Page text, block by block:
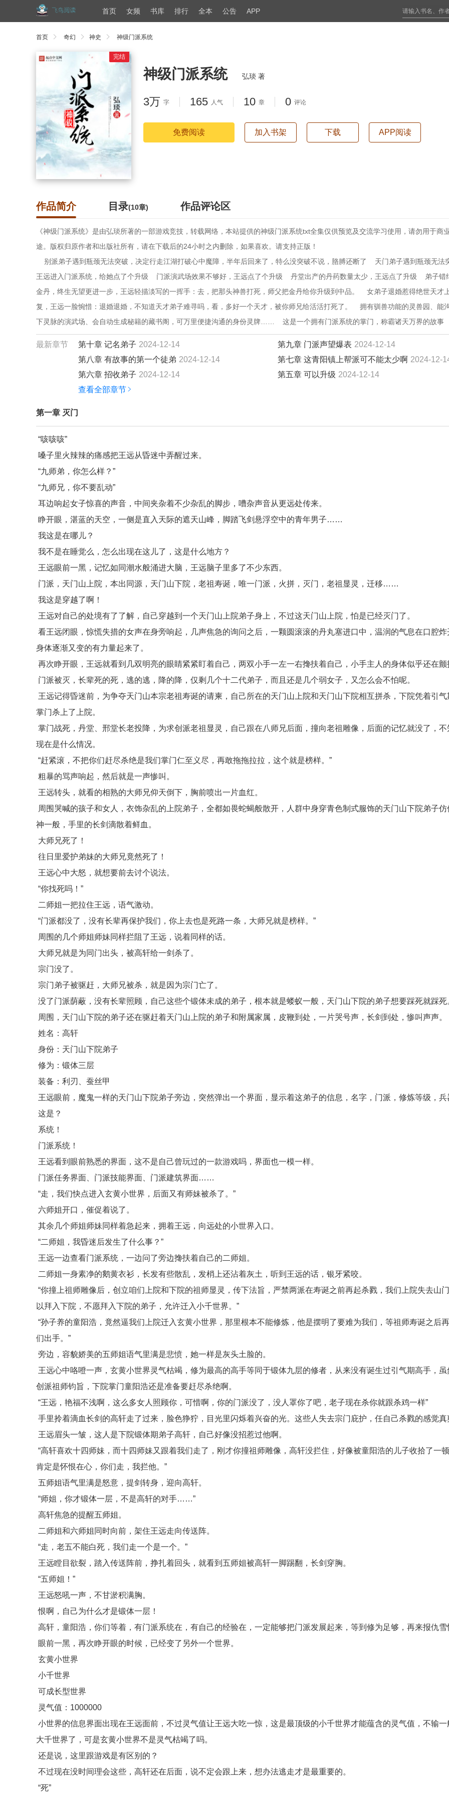
首页 女频 书库 排行 全本 公告 APP
首页 奇幻 神史 神级门派系统
完结
神级门派系统 弘琰 著
3万 字 165 人气 10 章 0 评论
免费阅读 加入书架 下载 APP阅读
作品简介 目录(10章) 作品评论区
《神级门派系统》是由弘琰所著的一部游戏竞技，转载网络，本站提供的神级门派系统txt全集仅供预览及交流学习使用，请勿用于商
途。版权归原作者和出版社所有，请在下载后的24小时之内删除，如果喜欢。请支持正版！
别派弟子遇到瓶颈无法突破，决定行走江湖打破心中魔障，半年后回来了，特么没突破不说，胳膊还断了    天门弟子遇到瓶颈无法
王远进入门派系统，给她点了个升级    门派演武场效果不够好，王远点了个升级    丹堂出产的丹药数量太少，王远点了升级    弟子错
金丹，终生无望更进一步，王远轻描淡写的一挥手：去，把那头神兽打死，师父把金丹给你升级到中品。    女弟子退婚惹得绝世天才
复，王远一脸惋惜：退婚退婚，不知道天才弟子难寻吗，看，多好一个天才，被你师兄给活活打死了。    拥有驯兽功能的灵兽园、能
下灵脉的演武场、会自动生成秘籍的藏书阁，可万里便捷沟通的身份灵牌……    这是一个拥有门派系统的掌门，称霸诸天万界的故事
最新章节 第十章 记名弟子 2024-12-14 第九章 门派声望爆表 2024-12-14
第八章 有故事的第一个徒弟 2024-12-14 第七章 这青阳镇上帮派可不能太少啊 2024-12-
第六章 招收弟子 2024-12-14 第五章 可以升级 2024-12-14
查看全部章节
第一章 灭门
“咳咳咳”
嗓子里火辣辣的痛感把王远从昏迷中弄醒过来。
“九师弟，你怎么样？”
“九师兄，你不要乱动”
耳边响起女子惊喜的声音，中间夹杂着不少杂乱的脚步，嘈杂声音从更远处传来。
睁开眼，湛蓝的天空，一侧是直入天际的遮天山峰，脚踏飞剑悬浮空中的青年男子……
我这是在哪儿？
我不是在睡觉么，怎么出现在这儿了，这是什么地方？
王远眼前一黑，记忆如同潮水般涌进大脑，王远脑子里多了不少东西。
门派，天门山上院，本出同源，天门山下院，老祖寿诞，唯一门派，火拼，灭门，老祖显灵，迁移……
我这是穿越了啊！
王远对自己的处境有了了解，自己穿越到一个天门山上院弟子身上，不过这天门山上院，怕是已经灭门了。
看王远闭眼，惊慌失措的女声在身旁响起，几声焦急的询问之后，一颗圆滚滚的丹丸塞进口中，温润的气息在口腔炸
身体逐渐又变的有力量起来了。
再次睁开眼，王远就看到几双明亮的眼睛紧紧盯着自己，两双小手一左一右搀扶着自己，小手主人的身体似乎还在颤
门派被灭，长辈死的死，逃的逃，降的降，仅剩几个十二代弟子，而且还是几个弱女子，又怎么会不怕呢。
王远记得昏迷前，为争夺天门山本宗老祖寿诞的请柬，自己所在的天门山上院和天门山下院相互拼杀，下院凭着引气
掌门杀上了上院。
掌门战死，丹堂、邢堂长老投降，为求创派老祖显灵，自己跟在八师兄后面，撞向老祖雕像，后面的记忆就没了，不
现在是什么情况。
“赶紧滚，不把你们赶尽杀绝是我们掌门仁至义尽，再敢拖拖拉拉，这个就是榜样。”
粗暴的骂声响起，然后就是一声惨叫。
王远转头，就看的相熟的大师兄仰天倒下，胸前喷出一片血红。
周围哭喊的孩子和女人，衣饰杂乱的上院弟子，全都如畏蛇蝎般散开，人群中身穿青色制式服饰的天门山下院弟子仿
神一般，手里的长剑滴散着鲜血。
大师兄死了！
往日里爱护弟妹的大师兄竟然死了！
王远心中大怒，就想要前去讨个说法。
“你找死吗！”
二师姐一把拉住王远，语气激动。
“门派都没了，没有长辈再保护我们，你上去也是死路一条，大师兄就是榜样。”
周围的几个师姐师妹同样拦阻了王远，说着同样的话。
大师兄就是为同门出头，被高轩给一剑杀了。
宗门没了。
宗门弟子被驱赶，大师兄被杀，就是因为宗门亡了。
没了门派荫蔽，没有长辈照顾，自己这些个锻体未成的弟子，根本就是蝼蚁一般，天门山下院的弟子想要踩死就踩死
周围，天门山下院的弟子还在驱赶着天门山上院的弟子和附属家属，皮鞭到处，一片哭号声，长剑到处，惨叫声声。
姓名：高轩
身份：天门山下院弟子
修为：锻体三层
装备：利刃、蚕丝甲
王远眼前，魔鬼一样的天门山下院弟子旁边，突然弹出一个界面，显示着这弟子的信息，名字，门派，修炼等级，兵
这是？
系统！
门派系统！
王远看到眼前熟悉的界面，这不是自己曾玩过的一款游戏吗，界面也一模一样。
门派任务界面、门派技能界面、门派建筑界面……
“走，我们快点进入玄黄小世界，后面又有师妹被杀了。”
六师姐开口，催促着说了。
其余几个师姐师妹同样着急起来，拥着王远，向远处的小世界入口。
“二师姐，我昏迷后发生了什么事？”
王远一边查看门派系统，一边问了旁边搀扶着自己的二师姐。
二师姐一身素净的鹅黄衣衫，长发有些散乱，发梢上还沾着灰土，听到王远的话，银牙紧咬。
“你撞上祖师雕像后，创立咱们上院和下院的祖师显灵，传下法旨，严禁两派在寿诞之前再起杀戮，我们上院失去山
以拜入下院，不愿拜入下院的弟子，允许迁入小千世界。”
“孙子养的童阳浩，竟然逼我们上院迁入玄黄小世界，那里根本不能修炼，他是摆明了要难为我们，等祖师寿诞之后
们出手。”
旁边，容貌娇美的五师姐语气里满是悲愤，她一样是灰头土脸的。
王远心中咯噔一声，玄黄小世界灵气枯竭，修为最高的高手等同于锻体九层的修者，从来没有诞生过引气期高手，虽
创派祖师钧旨，下院掌门童阳浩还是准备要赶尽杀绝啊。
“王远，艳福不浅啊，这么多女人照顾你，可惜啊，你的门派没了，没人罩你了吧，老子现在杀你就跟杀鸡一样”
手里拎着滴血长剑的高轩走了过来，脸色狰狞，目光里闪烁着兴奋的光。这些人失去宗门庇护，任自己杀戮的感觉真
王远眉头一皱，这人是下院锻体期弟子高轩，自己好像没招惹过他啊。
“高轩喜欢十四师妹，而十四师妹又跟着我们走了，刚才你撞祖师雕像，高轩没拦住，好像被童阳浩的儿子收拾了一
肯定是怀恨在心，你们走，我拦他。”
五师姐语气里满是怒意，提剑转身，迎向高轩。
“师姐，你才锻体一层，不是高轩的对手……”
高轩焦急的提醒五师姐。
二师姐和六师姐同时向前，架住王远走向传送阵。
“走，老五不能白死，我们走一个是一个。”
王远瞠目欲裂，踏入传送阵前，挣扎着回头，就看到五师姐被高轩一脚踢翻，长剑穿胸。
“五师姐！”
王远怒吼一声，不甘淤积满胸。
恨啊，自己为什么才是锻体一层！
高轩，童阳浩，你们等着，有门派系统在，有自己的经验在，一定能够把门派发展起来，等到修为足够，再来报仇雪
眼前一黑，再次睁开眼的时候，已经变了另外一个世界。
玄黄小世界
小千世界
可成长型世界
灵气值：1000000
小世界的信息界面出现在王远面前，不过灵气值让王远大吃一惊，这是最顶级的小千世界才能蕴含的灵气值，不输一
大千世界了，可是玄黄小世界不是灵气枯竭了吗。
还是说，这里跟游戏是有区别的？
不过现在没时间理会这些，高轩还在后面，说不定会跟上来，想办法逃走才是最重要的。
“死”